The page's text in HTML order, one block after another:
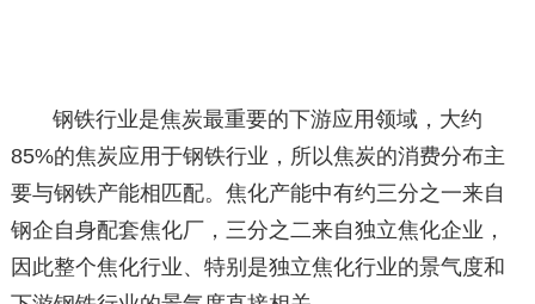
钢铁行业是焦炭最重要的下游应用领域，大约
85%的焦炭应用于钢铁行业，所以焦炭的消费分布主
要与钢铁产能相匹配。焦化产能中有约三分之一来自
钢企自身配套焦化厂，三分之二来自独立焦化企业，
因此整个焦化行业、特别是独立焦化行业的景气度和